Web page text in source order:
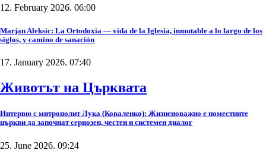
12. February 2026. 06:00
Marjan Aleksic: La Ortodoxia — vida de la Iglesia, inmutable a lo largo de los
siglos, y camino de sanación
17. January 2026. 07:40
Животът на Църквата
Интервю с митрополит Лука (Коваленко): Жизненоважно е поместните
църкви да започнат сериозен, честен и системен диалог
25. June 2026. 09:24